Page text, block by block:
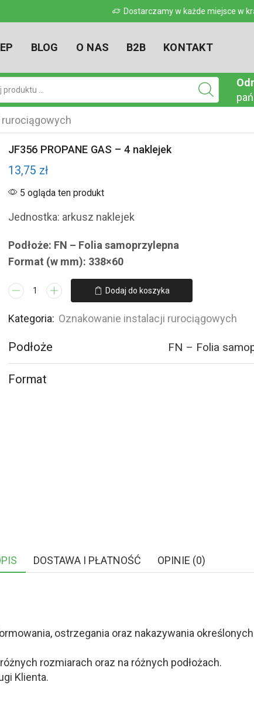
Dostarczamy w każde miejsce w kraju
BLOG O NAS B2B KONTAKT
wyszukiwania
JF356 PROPANE GAS – 4 naklejek
13,75 zł
5 ogląda ten produkt
Jednostka: arkusz naklejek
Podłoże: FN – Folia samoprzylepna
Format (w mm): 338×60
ilość
PROPANE
-
4
naklejek
Dodaj do koszyka
Kategoria: Oznakowanie instalacji rurociągowych
Podłoże FN – Folia
Format
DOSTAWA I PŁATNOŚĆ OPINIE (0)
ostrzegania oraz nakazywania
rozmiarach oraz na różnych podłożach.
Klienta.